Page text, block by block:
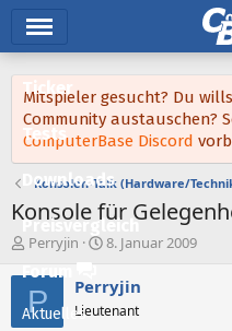
Ticker
Tests
Downloads
Preisvergleich
Forum
Aktuelles
Mitspieler gesucht? Du
Community austauschen?
ComputerBase Discord
Konsolen-Talk (Hardware/
Konsole für
E
r
s
e
Perryjin
E
s
t
e
8. Januar 2009
P Perryjin
Lieutenant